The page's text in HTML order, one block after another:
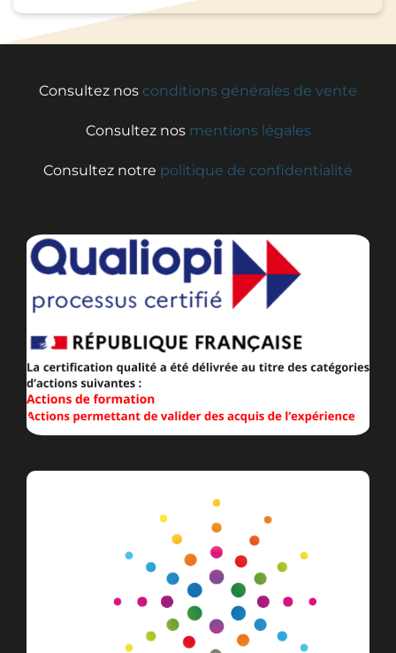
Consultez nos conditions générales de vente
Consultez nos mentions légales
Consultez notre politique de confidentialité